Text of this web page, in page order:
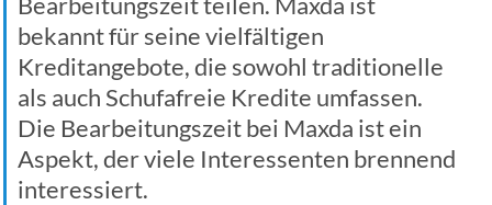
bekannt für seine vielfältigen
Kreditangebote, die sowohl traditionelle
als auch Schufafreie Kredite umfassen.
Die Bearbeitungszeit bei Maxda ist ein
Aspekt, der viele Interessenten brennend
interessiert.